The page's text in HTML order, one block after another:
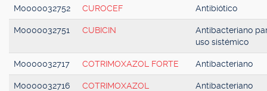
M0000032752 CUROCEF Antibiótico
M0000032751 CUBICIN
Antibacteriano
uso sistémico
M0000032717 COTRIMOXAZOL FORTE Antibacteriano
M0000032716 COTRIMOXAZOL Antibacteriano